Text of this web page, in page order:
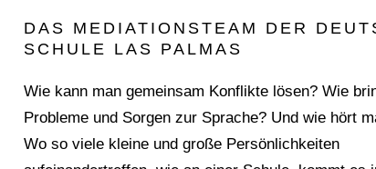
DAS MEDIATIONSTEAM DER
SCHULE LAS PALMAS
Wie kann man gemeinsam Konflikte lösen? Wie
Probleme und Sorgen zur Sprache? Und wie hört
Wo so viele kleine und große Persönlichkeiten